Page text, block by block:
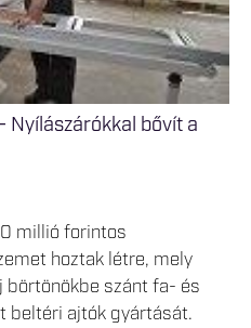
Nyílászárókkal bővít a
millió forintos
hoztak létre, mely
börtönökbe szánt fa- és
beltéri ajtók gyártását.